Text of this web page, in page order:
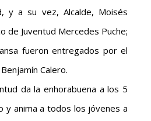
y a su vez, Alcalde, Moisés
de Juventud Mercedes Puche;
fueron entregados por el
Calero.
da la enhorabuena a los 5
y anima a todos los jóvenes a